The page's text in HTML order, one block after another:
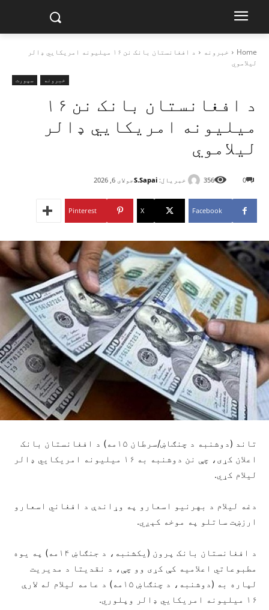
Home خبرونه
د افغانستان بانک نن ۱۶ میلیونه امریکایي ډالر
لیلاموي
خبرونه سپورت
د افغانستان بانک نن ۱۶
میلیونه امریکایي ډالر
لیلاموي
خبریال: S.Sapaiجولای 6, 2026 0
356
Facebook
X
Pinterest
تاند (دوشنبه د چنګاښ/سرطان ۱۵مه) د افغانستان بانک
اعلان کړی، چې نن دوشنبه به ۱۶ میلیونه امریکایي ډالر
لیلام کړي.
دغه لیلام د بهرنیو اسعارو په وړاندې د افغاني اسعارو
ارزښت ساتلو په موخه کېږي.
د افغانستان بانک پرون (یکشنبه، د جنګاښ ۱۴مه) په یوه
مطبوعاتي اعلامیه کې کړی وو چې، د نقدیتا د مدیریت
لپاره به (دوشنبه، د چنګاښ ۱۵مه) د عامه لیلام له لارې
۱۶ میلیونه امریکایي ډالر وپلوري.